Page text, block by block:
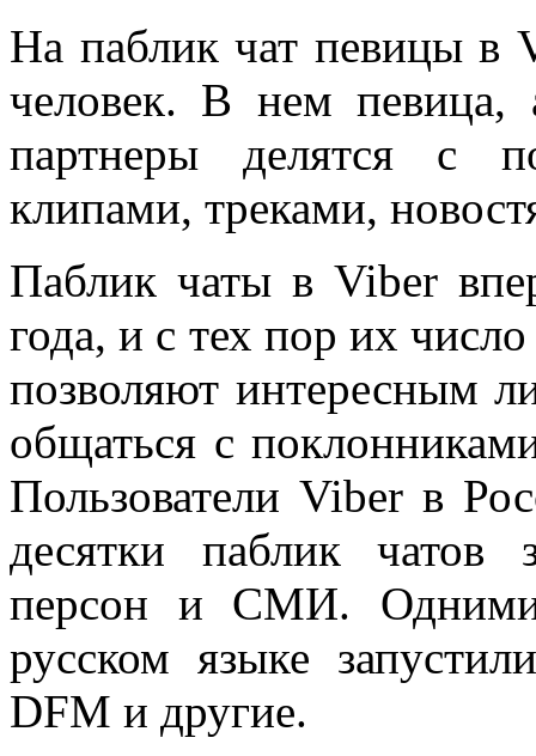
На паблик чат певицы в
человек. В нем певица,
партнеры делятся с
клипами, треками,
Паблик чаты в Viber
года, и с тех пор их
позволяют интересным
общаться с
Пользователи Viber в
десятки паблик чатов
персон и СМИ.
русском языке
DFM и другие.